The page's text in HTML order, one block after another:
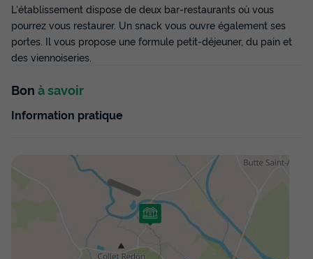
552,31 €
359 €
Prix de comparaison
-35%
d'économie
MOBILHOME 4 personnes - Cottage
Provence 3 Pièces 4 Personnes Climatisé +
L'établissement dispose de deux bar-restaurants où vous
pourrez vous restaurer. Un snack vous ouvre également ses
portes. Il vous propose une formule petit-déjeuner, du pain et
des viennoiseries.
Bon à savoir
Information pratique